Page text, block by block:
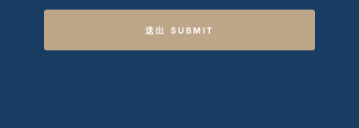
送出 SUBMIT